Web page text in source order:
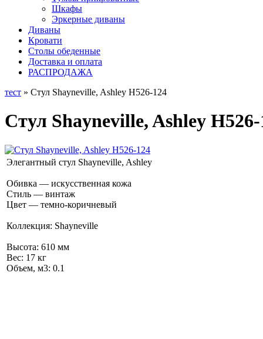
Шкафы
Эркерные диваны
Диваны
Кровати
Столы обеденные
Доставка и оплата
РАСПРОДАЖА
тест » Стул Shayneville, Ashley H526-124
Стул Shayneville, Ashley H526-
Элегантный стул Shayneville, Ashley
Обивка — искусственная кожа
Стиль — винтаж
Цвет — темно-коричневый
Коллекция: Shayneville
Высота: 610 мм
Вес: 17 кг
Объем, м3: 0.1